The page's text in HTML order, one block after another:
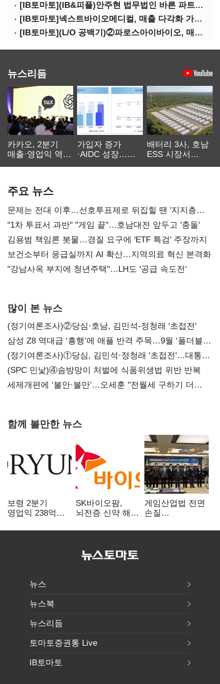
[IB토마토](IB&피플)안주현 법무법인 바른 파트너 변호사
[IB토마토]넥스트바이오메디컬, 매출 다각화 가속…IPO 보람 '쑥쑥'
[IB토마토](L/O 공백기)②파로스아이바이오, 매출 0원 '불명예'…목표 안갯속
뉴스리듬
카카오, 2분기
매출·영업익 역대
가입자 증가
·AIDC 성장…
배터리 3사, 호남
ESS 시장서
주요 뉴스
문제는 전대 이후…선호투표제로 뒤집힐 땐 '지지층
불복'
"1차 투표서 과반" "게임 끝"…호남대전 앞두고 '충돌'
김용범 책임론 봇물…경질 요구에 'ETF 특검' 주장까지
보건소부터 응급실까지 AI 확산…지역의료 혁신 본격화
"강남사옥 부지에 청년주택"…LH도 '공급 속도전'
많이 본 뉴스
(정기여론조사)②당심·호남, 김민석-정청래 '초접전'
삼성 Z8 역대급 ‘흥행’에 애플 반격 주목…9월 ‘폴더블
대전’
(정기여론조사)①당심, 김민석·정청래 '초접전'…대통령
지지도 '50% 아래로'(종합)
(SPC 민낯)④솜방망이 처벌에 식품위생법 위반 반복
세제개편에 ‘불안·불만’…오세훈 "전월세 구하기 더
함께 볼만한 뉴스
보령 2분기
영업익 238억…
SK바이오팜,
뇌전증 신약 해외
차세대 신약 개발
게임산업법 전면
손질
규제 걷고
뉴스
뉴스북
뉴스리듬
토마토증권통 Live
IB토마토